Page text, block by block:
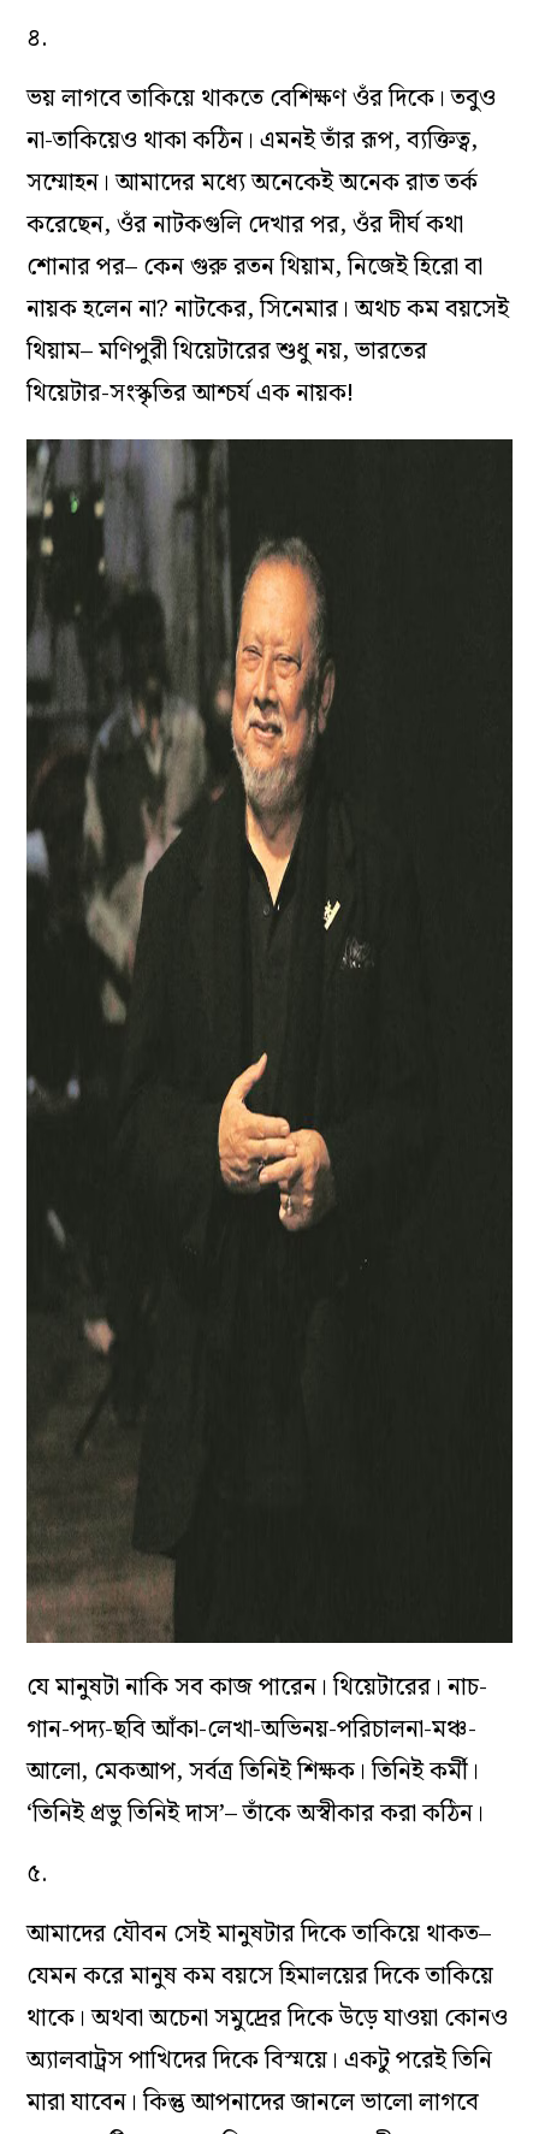
৪.
ভয় লাগবে তাকিয়ে থাকতে বেশিক্ষণ ওঁর দিকে। তবুও
না-তাকিয়েও থাকা কঠিন। এমনই তাঁর রূপ, ব‌্যক্তিত্ব,
সম্মোহন। আমাদের মধ্যে অনেকেই অনেক রাত তর্ক
করেছেন, ওঁর নাটকগুলি দেখার পর, ওঁর দীর্ঘ কথা
শোনার পর– কেন গুরু রতন থিয়াম, নিজেই হিরো বা
নায়ক হলেন না? নাটকের, সিনেমার। অথচ কম বয়সেই
থিয়াম– মণিপুরী থিয়েটারের শুধু নয়, ভারতের
থিয়েটার-সংস্কৃতির আশ্চর্য এক নায়ক!
যে মানুষটা নাকি সব কাজ পারেন। থিয়েটারের। নাচ-
গান-পদ‌্য-ছবি আঁকা-লেখা-অভিনয়-পরিচালনা-মঞ্চ-
আলো, মেকআপ, সর্বত্র তিনিই শিক্ষক। তিনিই কর্মী।
‘তিনিই প্রভু তিনিই দাস’– তাঁকে অস্বীকার করা কঠিন।
৫.
আমাদের যৌবন সেই মানুষটার দিকে তাকিয়ে থাকত–
যেমন করে মানুষ কম বয়সে হিমালয়ের দিকে তাকিয়ে
থাকে। অথবা অচেনা সমুদ্রের দিকে উড়ে যাওয়া কোনও
অ‌্যালবাট্রস পাখিদের দিকে বিস্ময়ে। একটু পরেই তিনি
মারা যাবেন। কিন্তু আপনাদের জানলে ভালো লাগবে